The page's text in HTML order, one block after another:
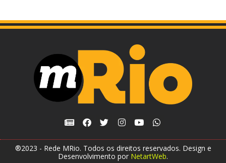
®2023 - Rede MRio. Todos os direitos reservados. Design e
Desenvolvimento por NetartWeb.